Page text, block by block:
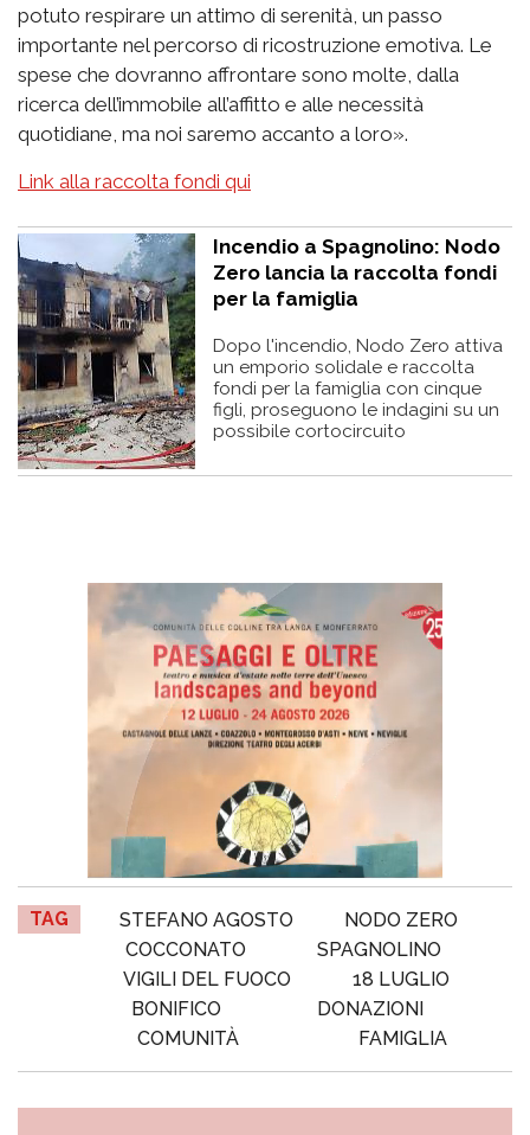
potuto respirare un attimo di serenità, un passo
importante nel percorso di ricostruzione emotiva. Le
spese che dovranno affrontare sono molte, dalla
ricerca dell’immobile all’affitto e alle necessità
quotidiane, ma noi saremo accanto a loro».
Link alla raccolta fondi qui
Incendio a Spagnolino: Nodo
Zero lancia la raccolta fondi
per la famiglia
Dopo l'incendio, Nodo Zero attiva
un emporio solidale e raccolta
fondi per la famiglia con cinque
figli, proseguono le indagini su un
possibile cortocircuito
TAG STEFANO AGOSTO
NODO ZERO
COCCONATO
SPAGNOLINO
VIGILI DEL FUOCO
18 LUGLIO
BONIFICO
DONAZIONI
COMUNITÀ
FAMIGLIA